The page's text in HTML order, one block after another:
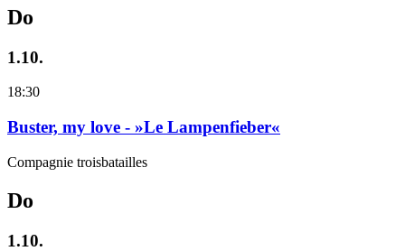
Do
1.10.
18:30
Buster, my love - »Le Lampenfieber«
Compagnie troisbatailles
Do
1.10.